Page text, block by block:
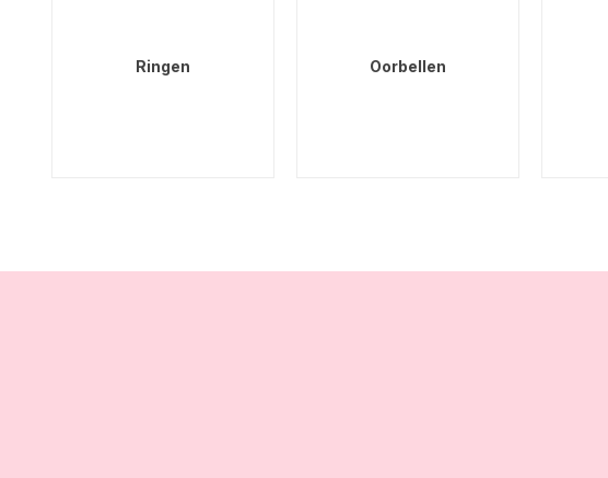
Ringen Oorbellen